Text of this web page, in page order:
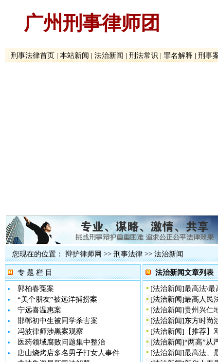
广州刑事律师团
| 刑事法律首页 | 本站新闻 | 法治新闻 | 刑法常识 | 罪名解释 | 刑事
您现在的位置： 辩护律师网 >> 刑事法律 >> 法治新闻
专 题 栏 目
郭柏春冤案
“美个朋友”被远洋捕捞案
宁远喜温惠案
邯郸初中生被同学杀害案
冯波律师涉黑案观察
医药领域腐败问题集中整治
唐山烧烤店多名男子打女人事件
法治新闻文章列表
[法治新闻]最高法\最
[法治新闻]最高人民
[法治新闻]贵州兴仁
[法治新闻]东方时尚
[法治新闻] 【推荐
[法治新闻]“两高”从
[法治新闻]最高法、